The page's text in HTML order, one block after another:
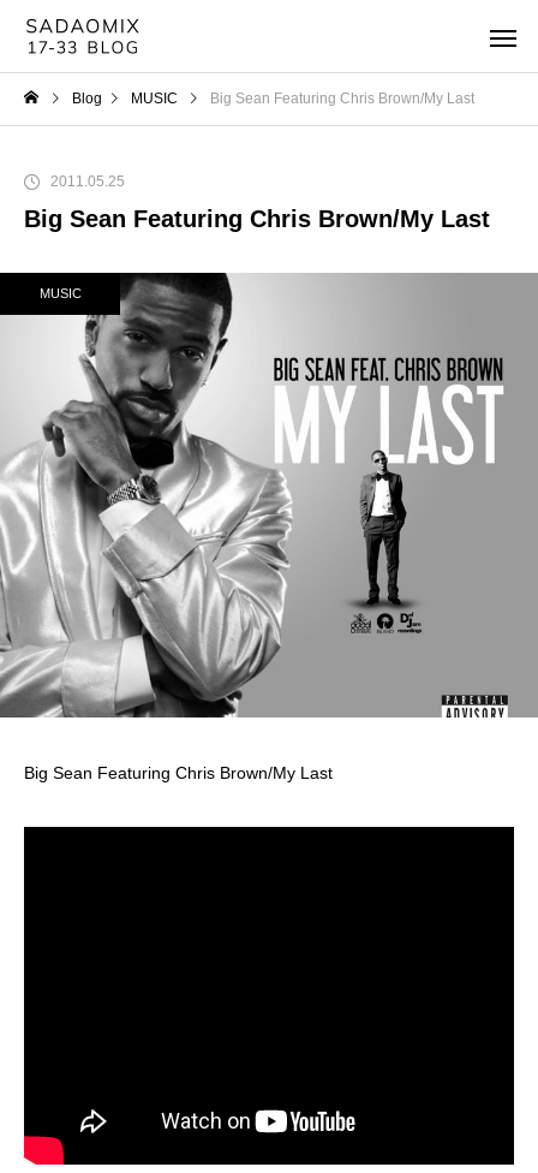
Blog MUSIC Big Sean Featuring Chris Brown/My Last
2011.05.25
Big Sean Featuring Chris Brown/My Last
MUSIC
Big Sean Featuring Chris Brown/My Last